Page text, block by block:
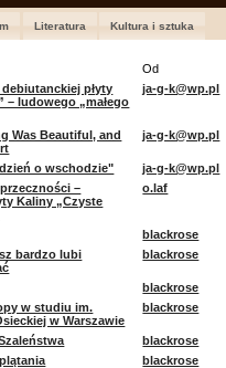
Literatura Kultura i sztuka
Od
debiutanckiej płyty
– ludowego „małego
ja-g-k@wp.pl
Was Beautiful, and
ja-g-k@wp.pl
o wschodzie"
ja-g-k@wp.pl
–
Kaliny „Czyste
o.laf
blackrose
bardzo lubi
blackrose
blackrose
w studiu im.
w Warszawie
blackrose
blackrose
blackrose